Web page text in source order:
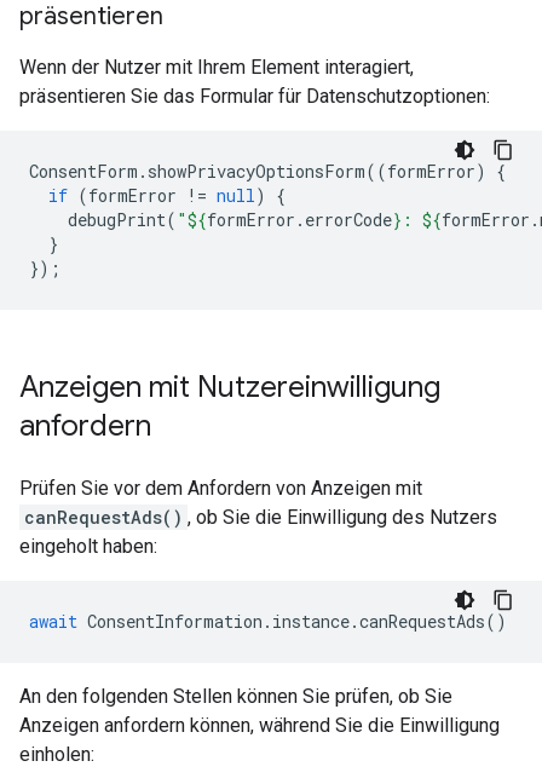
präsentieren
Wenn der Nutzer mit Ihrem Element interagiert,
präsentieren Sie das Formular für Datenschutzoptionen:
ConsentForm . showPrivacyOptionsForm((formError)
{
if (formError != null)
{
debugPrint( "${formError . errorCode} : ${formError .
}
});
Anzeigen mit Nutzereinwilligung
anfordern
Prüfen Sie vor dem Anfordern von Anzeigen mit
canRequestAds() , ob Sie die Einwilligung des Nutzers
eingeholt haben:
await ConsentInformation . instance.canRequestAds()
An den folgenden Stellen können Sie prüfen, ob Sie
Anzeigen anfordern können, während Sie die Einwilligung
einholen: